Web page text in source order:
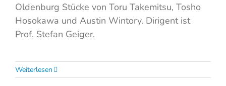
Oldenburg Stücke von Toru Takemitsu, Tosho
Hosokawa und Austin Wintory. Dirigent ist
Prof. Stefan Geiger.
Weiterlesen